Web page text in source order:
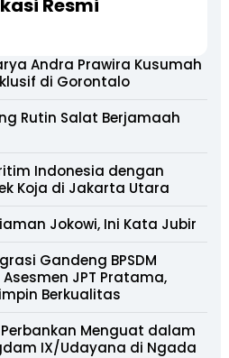
Resmi
Andra Prawira Kusumah
di Gorontalo
Rutin Salat Berjamaah
Indonesia dengan
Koja di Jakarta Utara
Jokowi, Ini Kata Jubir
Gandeng BPSDM
JPT Pratama,
Berkualitas
Menguat dalam
IX/Udayana di Ngada